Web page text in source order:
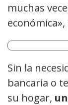
muchas
Sin la
bancaria o
su hogar,